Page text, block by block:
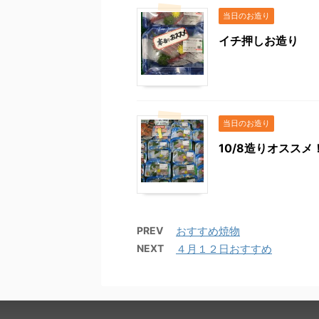
当日のお造り
イチ押しお造り
当日のお造り
10/8造りオススメ
PREV おすすめ焼物
NEXT ４月１２日おすすめ